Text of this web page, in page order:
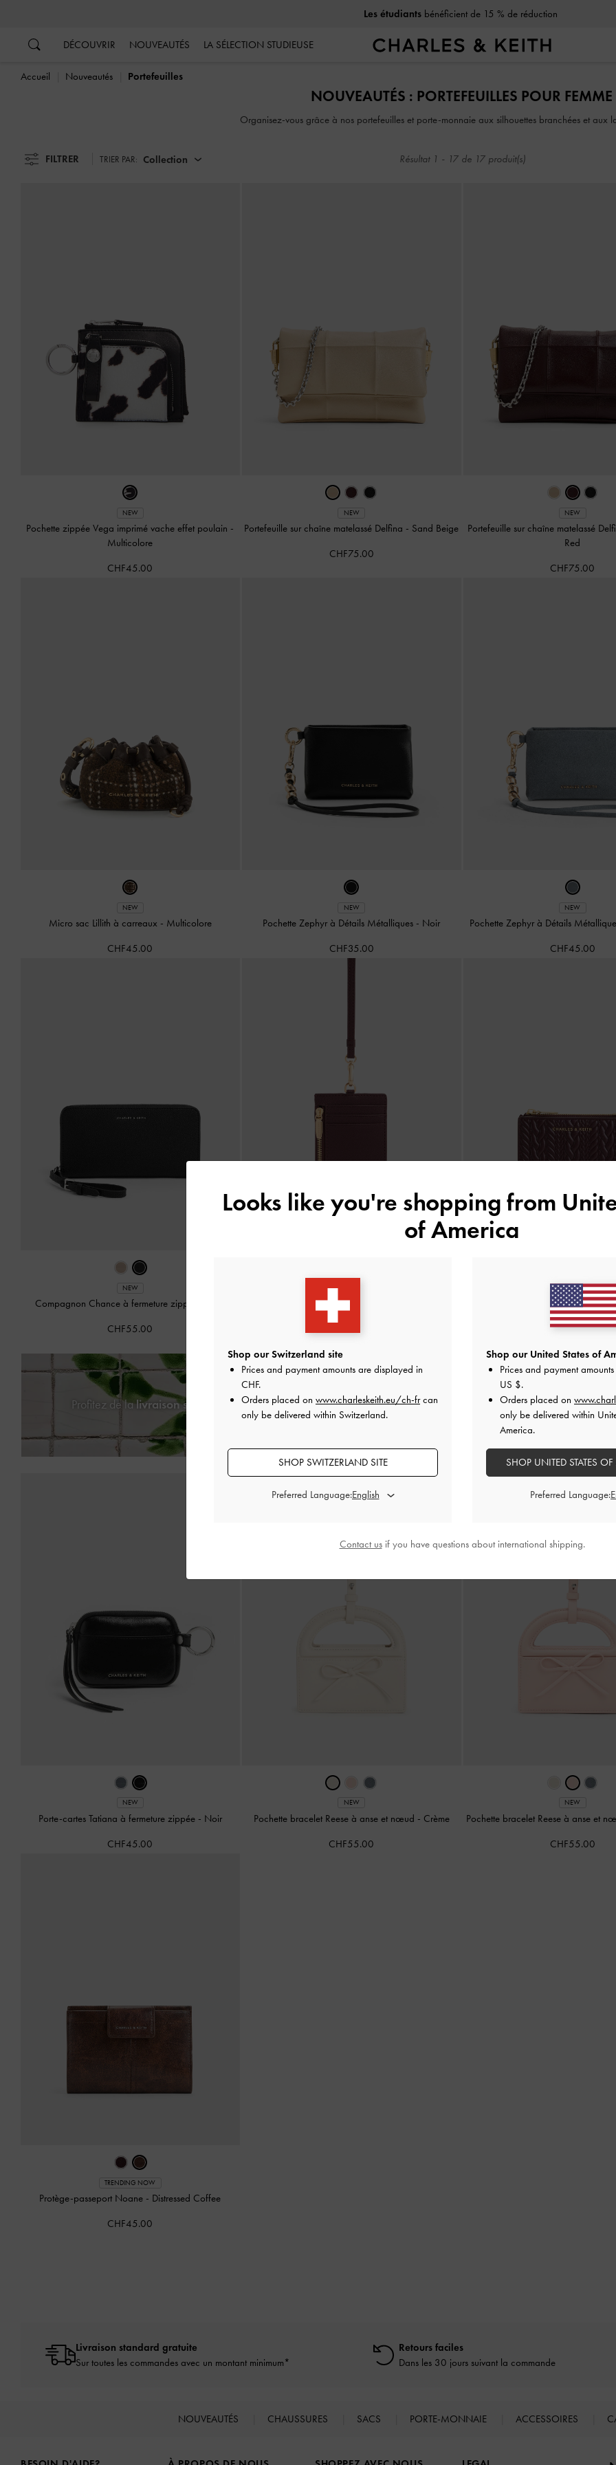
Les étudiants bénéficient de 15 % de réduction
DÉCOUVRIR NOUVEAUTÉS LA SÉLECTION STUDIEUSE
Accueil Nouveautés Portefeuilles
NOUVEAUTÉS : PORTEFEUILLES POUR FEMME
Organisez-vous grâce à nos portefeuilles et porte-monnaie aux silhouettes branchées et aux
FILTRER TRIER PAR: Collection Résultat 1 - 17de 17produit(s)
NEW
Pochette zippée Vega imprimé vache effet poulain -
Multicolore
CHF45.00
NEW
Portefeuille sur chaîne matelassé Delfina - Sand Beige
CHF75.00
NEW
Portefeuille sur chaîne matelassé
Red
CHF75.00
NEW
Micro sac Lillith à carreaux - Multicolore
CHF45.00
NEW
Pochette Zephyr à Détails Métalliques - Noir
CHF35.00
NEW
Pochette Zephyr à Détails
CHF45.00
NEW
Compagnon Chance à fermeture zippée
CHF55.00
Porte-cartes Twilia à fermeture zippée latérale
NEW
Portefeuille Apolline texturé à
Wineberry Red
Profitez de lalivraison standard gratuitepour les commandes supérieures à CHF129.00* et desretours dans
NEW
Porte-cartes Tatiana à fermeture zippée - Noir
CHF45.00
NEW
Pochette bracelet Reese à anse et nœud - Crème
CHF55.00
NEW
Pochette bracelet Reese à anse et
CHF55.00
TRENDING NOW
Protège-passeport Noane - Distressed Coffee
CHF45.00
Livraison standard gratuite
Sur toutes les commandes avec un montant minimum*
Retours faciles
Dans les 30 jours suivant la commande
NOUVEAUTÉS CHAUSSURES SACS PORTE-MONNAIE ACCESSOIRES
Looks like you're shopping from
of America
Shop our Switzerland site
Prices and payment amounts are displayed in
CHF.
Orders placed on www.charleskeith.eu/ch-frcan
only be delivered within Switzerland.
SHOP SWITZERLAND SITE
Preferred Language:
Shop our United States of
Prices and payment
US $.
Orders placed on
only be delivered within
America.
SHOP UNITED STATES
Preferred Language:
Contact usif you have questions about international shipping.